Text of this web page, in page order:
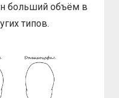
больший объём в
типов.